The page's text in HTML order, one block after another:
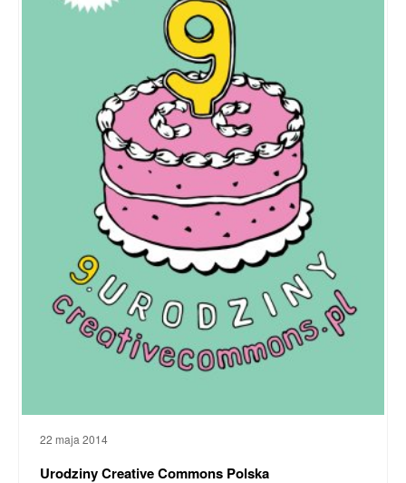
22 maja 2014
Urodziny Creative Commons Polska